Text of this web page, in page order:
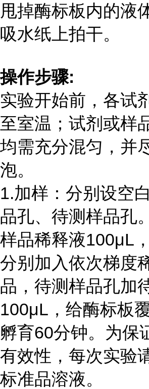
甩掉酶标板内的液
吸水纸上拍干。
操作步骤:
实验开始前，各试
至室温；试剂或样
均需充分混匀，并
泡。
1.加样：分别设空
品孔、待测样品孔
样品稀释液100μL
分别加入依次梯度
品，待测样品孔加
100μL ，给酶标板
孵育60分钟。为保
有效性，每次实验
标准品溶液。